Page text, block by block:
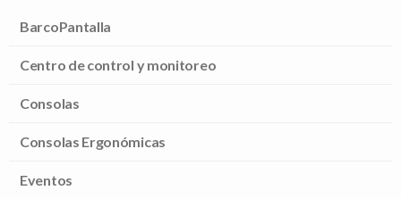
BarcoPantalla
Centro de control y monitoreo
Consolas
Consolas Ergonómicas
Eventos